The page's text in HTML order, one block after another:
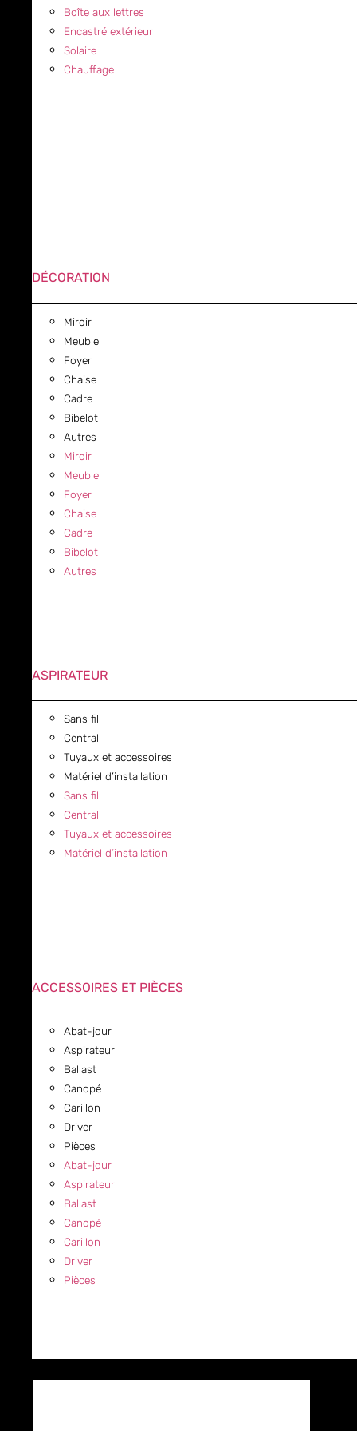
Boîte aux lettres
Encastré extérieur
Solaire
Chauffage
DÉCORATION
Miroir
Meuble
Foyer
Chaise
Cadre
Bibelot
Autres
Miroir
Meuble
Foyer
Chaise
Cadre
Bibelot
Autres
ASPIRATEUR
Sans fil
Central
Tuyaux et accessoires
Matériel d’installation
Sans fil
Central
Tuyaux et accessoires
Matériel d’installation
ACCESSOIRES ET PIÈCES
Abat-jour
Aspirateur
Ballast
Canopé
Carillon
Driver
Pièces
Abat-jour
Aspirateur
Ballast
Canopé
Carillon
Driver
Pièces